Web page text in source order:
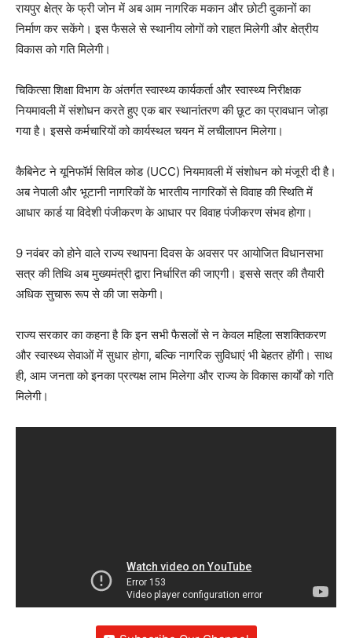
रायपुर क्षेत्र के फ्री जोन में अब आम नागरिक मकान और छोटी दुकानों का
निर्माण कर सकेंगे। इस फैसले से स्थानीय लोगों को राहत मिलेगी और क्षेत्रीय
विकास को गति मिलेगी।
चिकित्सा शिक्षा विभाग के अंतर्गत स्वास्थ्य कार्यकर्ता और स्वास्थ्य निरीक्षक
नियमावली में संशोधन करते हुए एक बार स्थानांतरण की छूट का प्रावधान जोड़ा
गया है। इससे कर्मचारियों को कार्यस्थल चयन में लचीलापन मिलेगा।
कैबिनेट ने यूनिफॉर्म सिविल कोड (UCC) नियमावली में संशोधन को मंजूरी दी है।
अब नेपाली और भूटानी नागरिकों के भारतीय नागरिकों से विवाह की स्थिति में
आधार कार्ड या विदेशी पंजीकरण के आधार पर विवाह पंजीकरण संभव होगा।
9 नवंबर को होने वाले राज्य स्थापना दिवस के अवसर पर आयोजित विधानसभा
सत्र की तिथि अब मुख्यमंत्री द्वारा निर्धारित की जाएगी। इससे सत्र की तैयारी
अधिक सुचारू रूप से की जा सकेगी।
राज्य सरकार का कहना है कि इन सभी फैसलों से न केवल महिला सशक्तिकरण
और स्वास्थ्य सेवाओं में सुधार होगा, बल्कि नागरिक सुविधाएं भी बेहतर होंगी। साथ
ही, आम जनता को इनका प्रत्यक्ष लाभ मिलेगा और राज्य के विकास कार्यों को गति
मिलेगी।